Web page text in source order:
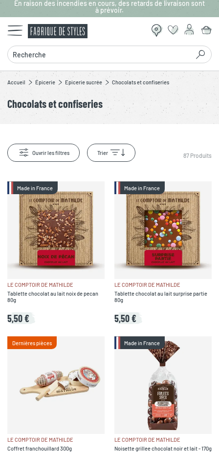
Aller au contenu principal
En raison des incendies en cours, des retards de livraison sont
à prévoir.
Recherche
Accueil Épicerie Epicerie sucrée Chocolats et confiseries
Chocolats et confiseries
Ouvrir les filtres Trier 87 Produits
Made in France
LE COMPTOIR DE MATHILDE
Tablette chocolat au lait noix de pecan
80g
5,50 €
Made in France
LE COMPTOIR DE MATHILDE
Tablette chocolat au lait surprise partie
80g
5,50 €
Dernières pièces
LE COMPTOIR DE MATHILDE
Coffret franchouillard 300g
Made in France
LE COMPTOIR DE MATHILDE
Noisette grillee chocolat noir et lait - 170g